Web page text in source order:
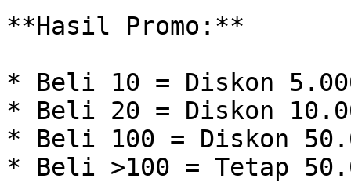
**Hasil Promo:**
* Beli 10 = Diskon
* Beli 20 = Diskon
* Beli 100 = Diskon
* Beli >100 = Tetap